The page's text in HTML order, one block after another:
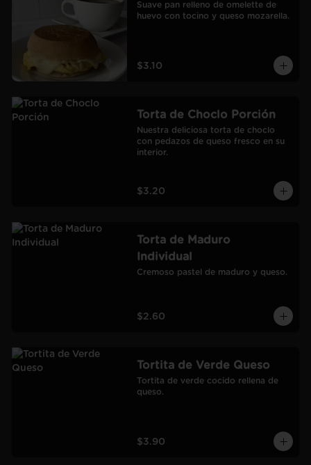
Suave pan relleno de omelette de
huevo con tocino y queso mozarella.
$3.10
Torta de Choclo Porción
Nuestra deliciosa torta de choclo
con pedazos de queso fresco en su
interior.
$3.20
Torta de Maduro
Individual
Cremoso pastel de maduro y queso.
$2.60
Tortita de Verde Queso
Tortita de verde cocido rellena de
queso.
$3.90